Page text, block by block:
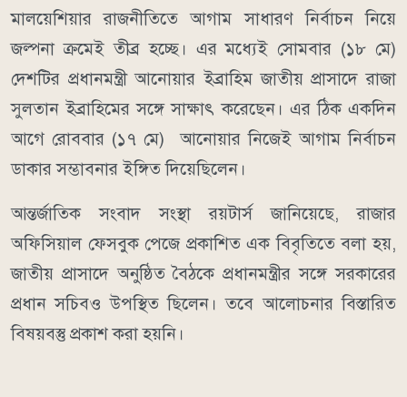
মালয়েশিয়ার রাজনীতিতে আগাম সাধারণ নির্বাচন নিয়ে
জল্পনা ক্রমেই তীব্র হচ্ছে। এর মধ্যেই সোমবার (১৮ মে)
দেশটির প্রধানমন্ত্রী আনোয়ার ইব্রাহিম জাতীয় প্রাসাদে রাজা
সুলতান ইব্রাহিমের সঙ্গে সাক্ষাৎ করেছেন। এর ঠিক একদিন
আগে রোববার (১৭ মে) আনোয়ার নিজেই আগাম নির্বাচন
ডাকার সম্ভাবনার ইঙ্গিত দিয়েছিলেন।
আন্তর্জাতিক সংবাদ সংস্থা রয়টার্স জানিয়েছে, রাজার
অফিসিয়াল ফেসবুক পেজে প্রকাশিত এক বিবৃতিতে বলা হয়,
জাতীয় প্রাসাদে অনুষ্ঠিত বৈঠকে প্রধানমন্ত্রীর সঙ্গে সরকারের
প্রধান সচিবও উপস্থিত ছিলেন। তবে আলোচনার বিস্তারিত
বিষয়বস্তু প্রকাশ করা হয়নি।